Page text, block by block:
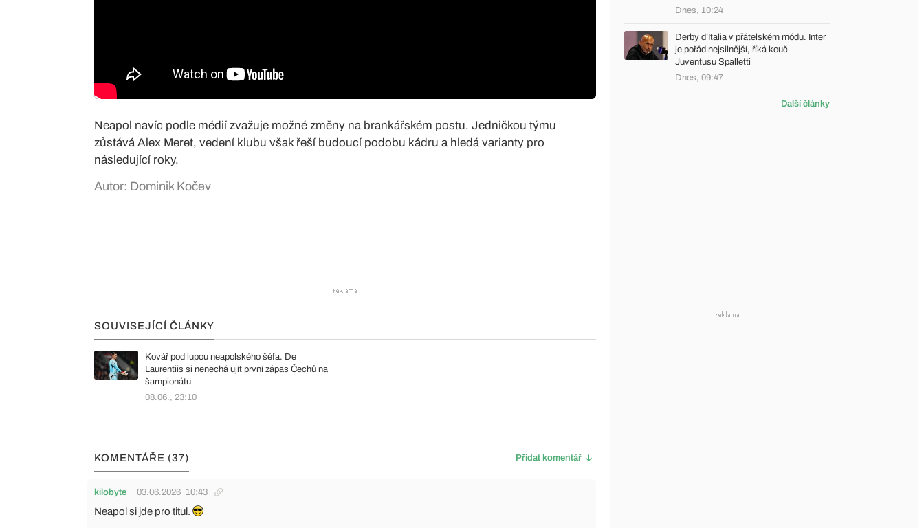
Neapol navíc podle médií zvažuje možné změny na brankářském postu. Jedničkou týmu
zůstává Alex Meret, vedení klubu však řeší budoucí podobu kádru a hledá varianty pro
následující roky.
Autor: Dominik Kočev
SOUVISEJÍCÍ ČLÁNKY
Kovář pod lupou neapolského šéfa. De
Laurentiis si nenechá ujít první zápas Čechů na
šampionátu
08.06., 23:10
KOMENTÁŘE (37) Přidat komentář
kilobyte 03.06.2026 10:43
Neapol si jde pro titul.
Dnes, 10:24
Derby d’Italia v přátelském módu. Inter
je pořád nejsilnější, říká kouč
Juventusu Spalletti
Dnes, 09:47
Další články